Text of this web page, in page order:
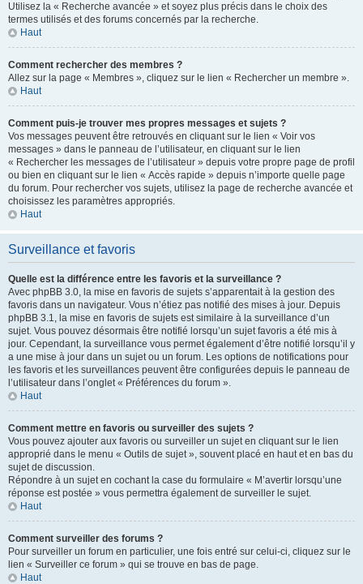
Utilisez la « Recherche avancée » et soyez plus précis dans le choix des
termes utilisés et des forums concernés par la recherche.
Haut
Comment rechercher des membres ?
Allez sur la page « Membres », cliquez sur le lien « Rechercher un membre ».
Haut
Comment puis-je trouver mes propres messages et sujets ?
Vos messages peuvent être retrouvés en cliquant sur le lien « Voir vos
messages » dans le panneau de l’utilisateur, en cliquant sur le lien
« Rechercher les messages de l’utilisateur » depuis votre propre page de profil
ou bien en cliquant sur le lien « Accès rapide » depuis n’importe quelle page
du forum. Pour rechercher vos sujets, utilisez la page de recherche avancée et
choisissez les paramètres appropriés.
Haut
Surveillance et favoris
Quelle est la différence entre les favoris et la surveillance ?
Avec phpBB 3.0, la mise en favoris de sujets s’apparentait à la gestion des
favoris dans un navigateur. Vous n’étiez pas notifié des mises à jour. Depuis
phpBB 3.1, la mise en favoris de sujets est similaire à la surveillance d’un
sujet. Vous pouvez désormais être notifié lorsqu’un sujet favoris a été mis à
jour. Cependant, la surveillance vous permet également d’être notifié lorsqu’il y
a une mise à jour dans un sujet ou un forum. Les options de notifications pour
les favoris et les surveillances peuvent être configurées depuis le panneau de
l’utilisateur dans l’onglet « Préférences du forum ».
Haut
Comment mettre en favoris ou surveiller des sujets ?
Vous pouvez ajouter aux favoris ou surveiller un sujet en cliquant sur le lien
approprié dans le menu « Outils de sujet », souvent placé en haut et en bas du
sujet de discussion.
Répondre à un sujet en cochant la case du formulaire « M’avertir lorsqu’une
réponse est postée » vous permettra également de surveiller le sujet.
Haut
Comment surveiller des forums ?
Pour surveiller un forum en particulier, une fois entré sur celui-ci, cliquez sur le
lien « Surveiller ce forum » qui se trouve en bas de page.
Haut